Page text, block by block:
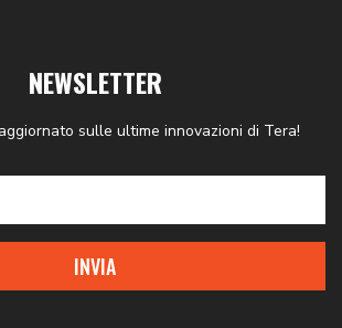
NEWSLETTER
sulle ultime innovazioni di Tera!
INVIA